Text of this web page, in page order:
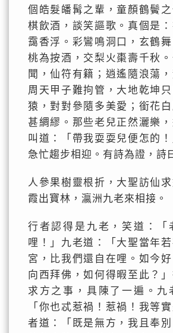
個皓髮皤髯之輩，童顏鶴鬢
棋飲酒，談笑謳歌。真個是
靄香浮。彩鸞鳴洞口，玄鶴
桃為按酒，交梨火棗壽千秋
聞，仙符有籍；逍遙隨浪蕩，
周天甲子難拘管，大地乾坤
猿，對對參隨多美愛；銜花
甚綢繆。那些老兒正然灑樂
叫道：「帶我耍耍兒便怎的！
急忙趨步相迎。有詩為證，詩
人參果樹靈根折，大聖訪仙
霞出寶林，瀛洲九老來相接。
行者認得是九老，笑道：「
哩！」九老道：「大聖當年
宮，比我們還自在哩。如今
向西拜佛，如何得暇至此？
求方之事，具陳了一遍。九
「你也忒惹禍！惹禍！我等
者道：「既是無方，我且奉